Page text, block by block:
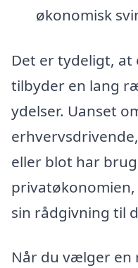
økonomisk
Det er tydeligt, at
tilbyder en lang
ydelser. Uanset
eller blot har
sin rådgivning til
Når du vælger en